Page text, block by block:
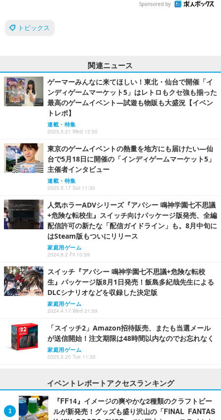
Sponsored by
トピックス
関連ニュース
ゲーマーみんなに来てほしい！東北・仙台で開催「イ
ンディゲームマーケット5」はレトロもクセ強も揃った
最高のゲームイベント―試遊も物販も大盛況【イベン
トレポ】
連載・特集
2025.5.21 Wed 12:00
東京のゲームイベントの熱量を地方にも届けたい―仙
台で5月18日に開催の「インディゲームマーケット5」
主催者インタビュー
連載・特集
2025.5.17 Sat 11:30
人気ホラーADVシリーズ『アパシー 鳴神学園七不思議
+危険な転校生』スイッチ向けパッケージ版発売、全編
配信許可の新たな「配信ガイドライン」も。8月中旬に
はSteam版もついにリリース
家庭用ゲーム
2024.8.2 Fri 10:59
スイッチ『アパシー 鳴神学園七不思議+危険な転校
生』パッケージ版8月1日発売！飯島多紀哉先生による
DLCシナリオなどを収録した決定版
家庭用ゲーム
2024.4.17 Wed 21:59
「スイッチ2」Amazon招待販売、またも当選メール
が送信開始！注文期限は48時間以内なのでお忘れなく
家庭用ゲーム
2025.5.20 Tue 11:35
イベントレポートアクセスランキング
『FF14』イメージの爽やかな2種類のクラフトビー
ルが新発売！グッズも盛り沢山の「FINAL FANTAS